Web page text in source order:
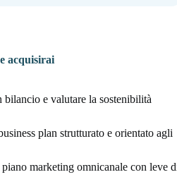
acquisirai
bilancio e valutare la sostenibilità
plan strutturato e orientato agli
piano marketing omnicanale con leve